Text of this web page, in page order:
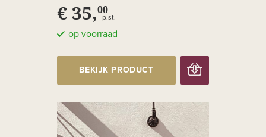
€ 35,00
p.st.
op voorraad
BEKIJK PRODUCT